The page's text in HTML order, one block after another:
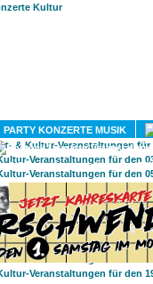
PARTY KONZERTE MUSIK